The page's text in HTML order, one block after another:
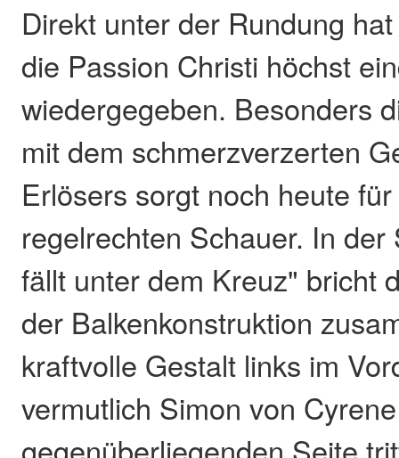
Direkt unter der Rundung
die Passion Christi höchst
wiedergegeben. Besonders
mit dem schmerzverzerten
Erlösers sorgt noch heute
regelrechten Schauer. In
fällt unter dem Kreuz" bricht
der Balkenkonstruktion
kraftvolle Gestalt links im
vermutlich Simon von
gegenüberliegenden Seite